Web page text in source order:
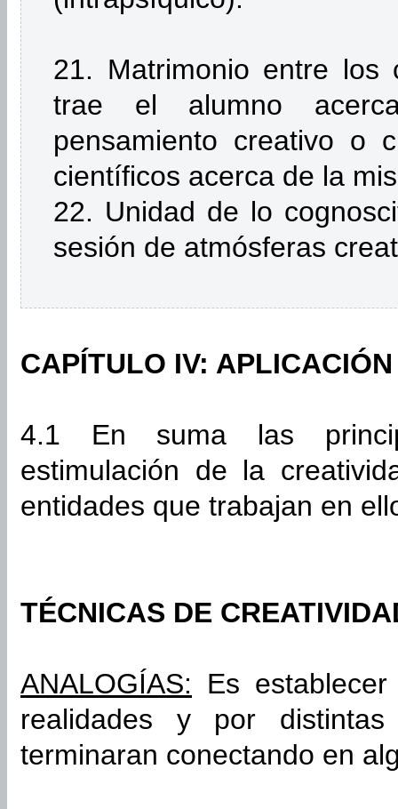
21. Matrimonio entre los
trae el alumno
pensamiento creativo o
científicos acerca de la
22. Unidad de lo
sesión de atmósferas
CAPÍTULO IV:
4.1 En suma las
estimulación de la
entidades que trabajan en
TÉCNICAS DE
ANALOGÍAS: Es
realidades y por
terminaran conectando en